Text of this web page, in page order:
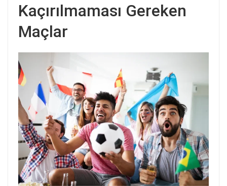
Kaçırılmaması Gereken
Maçlar